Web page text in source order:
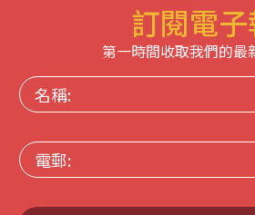
訂閱電子
第一時間收取我們的最
名
稱:
電
郵: